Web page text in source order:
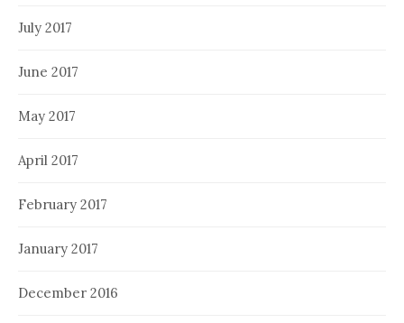
July 2017
June 2017
May 2017
April 2017
February 2017
January 2017
December 2016